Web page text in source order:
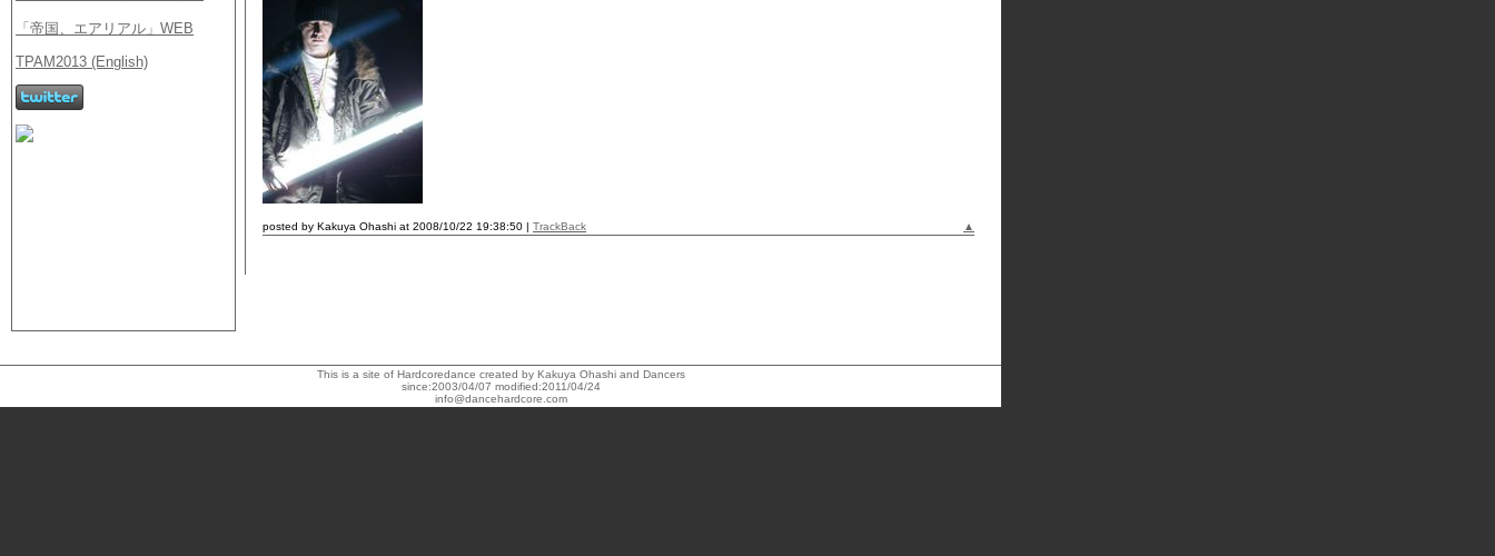
posted by Kakuya Ohashi at 2008/10/22 19:38:50 | TrackBack ▲
This is a site of Hardcoredance created by Kakuya Ohashi and Dancers
since:2003/04/07 modified:2011/04/24
info@dancehardcore.com